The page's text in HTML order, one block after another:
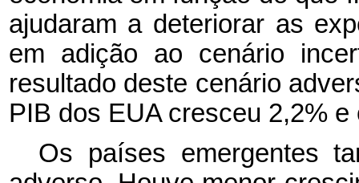
ajudaram a deteriorar as
em adição ao cenário
resultado deste cenário
PIB dos EUA cresceu 2,2%
Os países emergentes